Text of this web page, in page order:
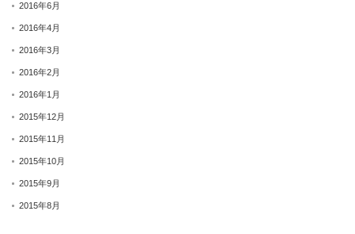
2016年6月
2016年4月
2016年3月
2016年2月
2016年1月
2015年12月
2015年11月
2015年10月
2015年9月
2015年8月